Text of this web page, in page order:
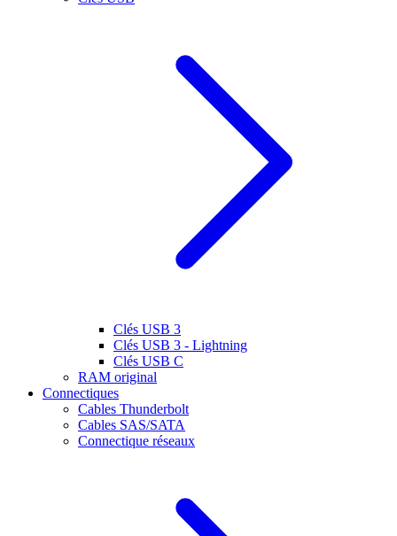
Clés USB 3
Clés USB 3 - Lightning
Clés USB C
RAM original
Connectiques
Cables Thunderbolt
Cables SAS/SATA
Connectique réseaux